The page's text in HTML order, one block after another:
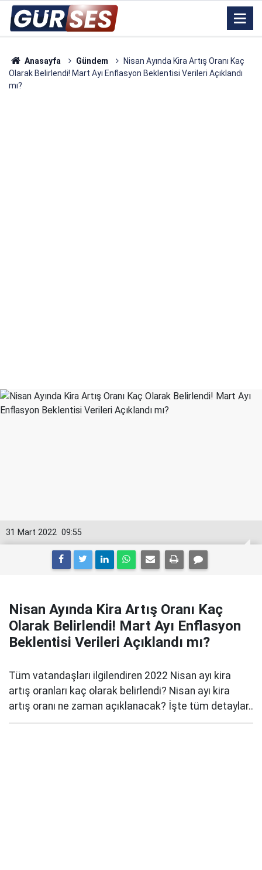
Anasayfa Gündem
Nisan Ayında Kira Artış Oranı Kaç
Olarak Belirlendi! Mart Ayı Enflasyon Beklentisi Verileri Açıklandı
mı?
09:55
31 Mart 2022
Nisan Ayında Kira Artış Oranı Kaç
Olarak Belirlendi! Mart Ayı Enflasyon
Beklentisi Verileri Açıklandı mı?
Tüm vatandaşları ilgilendiren 2022 Nisan ayı kira
artış oranları kaç olarak belirlendi? Nisan ayı kira
artış oranı ne zaman açıklanacak? İşte tüm detaylar..